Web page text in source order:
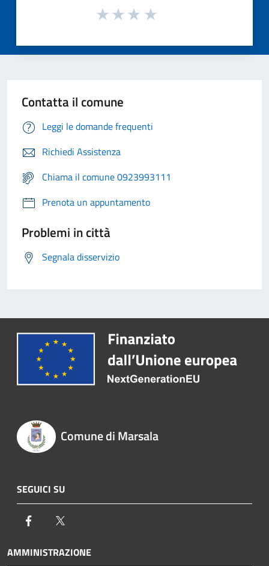
Contatta il comune
Leggi le domande frequenti
Richiedi Assistenza
Chiama il comune 0923993111
Prenota un appuntamento
Problemi in città
Segnala disservizio
Comune di Marsala
SEGUICI SU
Facebook
AMMINISTRAZIONE